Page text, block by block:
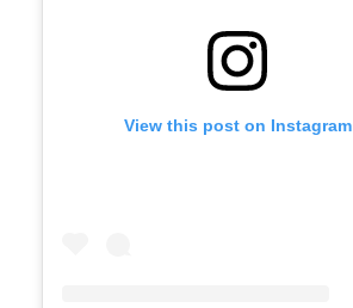
View this post on Instagram